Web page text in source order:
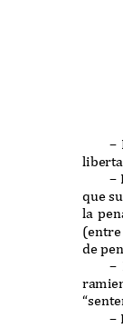
–
–
que
la
(
de
–
“
–